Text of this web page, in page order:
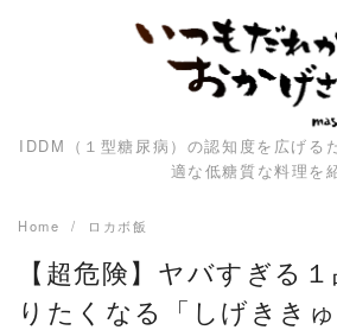
IDDM（１型糖尿病）の認知度を広げ
適な低糖質な料理を
Home ロカボ飯
【超危険】ヤバすぎる
りたくなる「しげききゅ